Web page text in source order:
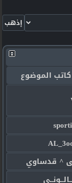
كاتب الموضوع
^ قدساوي